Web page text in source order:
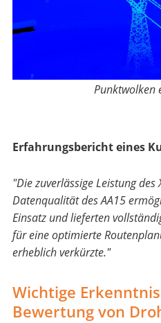
Punktwolken
Erfahrungsbericht eines
"Die zuverlässige Leistung
Datenqualität des AA15
Einsatz und lieferten
für eine optimierte
erheblich verkürzte."
Wichtige
Bewertung von